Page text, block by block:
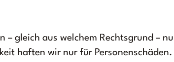
– gleich aus welchem Rechtsgrund –
haften wir nur für Personenschäden.